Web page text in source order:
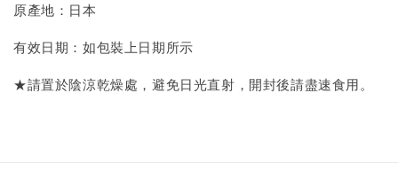
原產地：日本
有效日期：如包裝上日期所示
★請置於陰涼乾燥處，避免日光直射，開封後請盡速食用。